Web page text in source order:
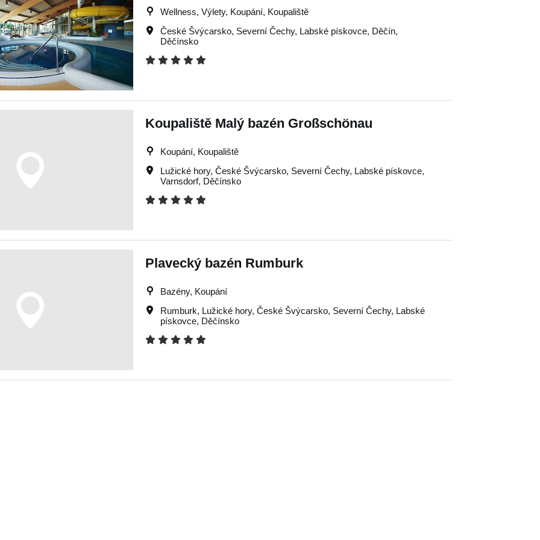
Wellness, Výlety, Koupání, Koupaliště
České Švýcarsko, Severní Čechy, Labské pískovce, Děčín,
Děčínsko
Koupaliště Malý bazén Großschönau
Koupání, Koupaliště
Lužické hory,České Švýcarsko, Severní Čechy, Labské pískovce,
Varnsdorf, Děčínsko
Plavecký bazén Rumburk
Bazény, Koupání
Rumburk, Lužické hory,České Švýcarsko, Severní Čechy, Labské
pískovce, Děčínsko